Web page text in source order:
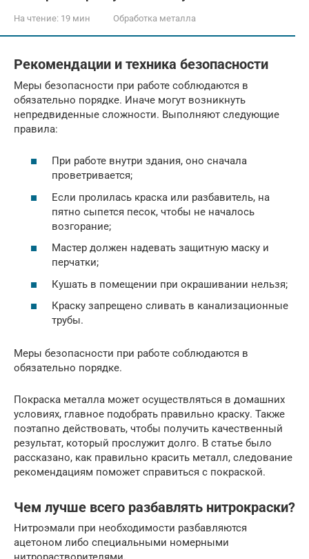
На чтение: 19 мин Обработка металла
Рекомендации и техника безопасности
Меры безопасности при работе соблюдаются в
обязательно порядке. Иначе могут возникнуть
непредвиденные сложности. Выполняют следующие
правила:
При работе внутри здания, оно сначала
проветривается;
Если пролилась краска или разбавитель, на
пятно сыпется песок, чтобы не началось
возгорание;
Мастер должен надевать защитную маску и
перчатки;
Кушать в помещении при окрашивании нельзя;
Краску запрещено сливать в канализационные
трубы.
Меры безопасности при работе соблюдаются в
обязательно порядке.
Покраска металла может осуществляться в домашних
условиях, главное подобрать правильно краску. Также
поэтапно действовать, чтобы получить качественный
результат, который прослужит долго. В статье было
рассказано, как правильно красить металл, следование
рекомендациям поможет справиться с покраской.
Чем лучше всего разбавлять нитрокраски?
Нитроэмали при необходимости разбавляются
ацетоном либо специальными номерными